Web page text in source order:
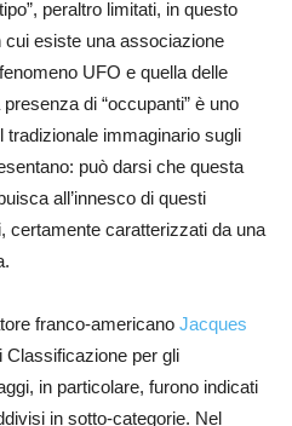
peraltro limitati, in questo
esiste una associazione
UFO e quella delle
di “occupanti” è uno
tradizionale immaginario sugli
può darsi che questa
all’innesco di questi
certamente caratterizzati da una
franco-americano Jacques
Classificazione per gli
in particolare, furono indicati
in sotto-categorie. Nel